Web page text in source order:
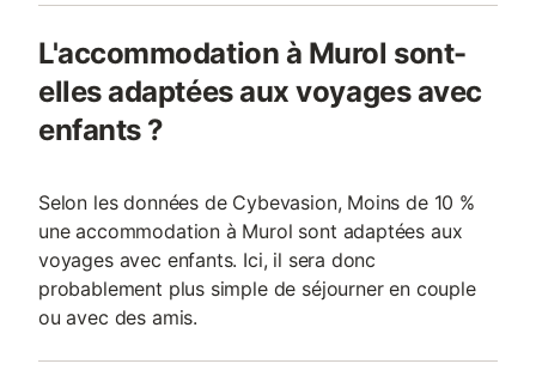
L'accommodation à Murol sont-
elles adaptées aux voyages avec
enfants ?
Selon les données de Cybevasion, Moins de 10 %
une accommodation à Murol sont adaptées aux
voyages avec enfants. Ici, il sera donc
probablement plus simple de séjourner en couple
ou avec des amis.